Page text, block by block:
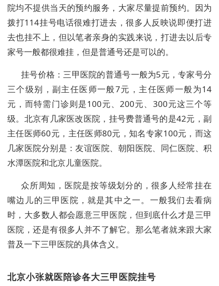
院均不提供当天的预约服务，大家尽量提前预约。因为
拨打114挂号电话很难打进去，很多人反映说即便打进
去也挂不上，但以笔者亲身的实践来说，打进去以后专
家号一般都很难挂，但是普通号还是可以的。
挂号价格：三甲医院的普通号一般为5元，专家号分
三个级别，副主任医师一般7元，主任医师一般为14
元，而特需门诊则是100元、200元、300元这三个等
级。北京有几家医改医院，挂号费普通号的是42元，副
主任医师60元，主任医师80元，知名专家100元，而这
几家医院分别是：友谊医院、朝阳医院、同仁医院、积
水潭医院和北京儿童医院。
众所周知，医院是按等级划分的，很多人经常挂在
嘴边儿的三甲医院，就是其中之一。一般我们去看病
时，大多数人都会愿意三甲医院，但到底什么才是三甲
医院，还是有很多人并不了解它。那么笔者就来跟大家
普及一下三甲医院的具体含义。
北京小张就医陪诊各大三甲医院挂号